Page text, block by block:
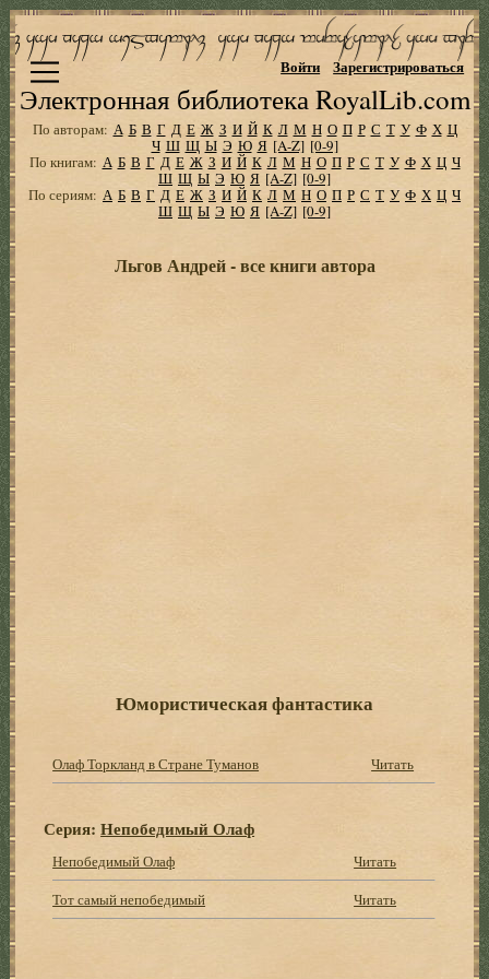
Электронная библиотека RoyalLib.com
Войти Зарегистрироваться
По авторам: А Б В Г Д Е Ж З И Й К Л М Н О П Р С Т У Ф Х Ц
Ч Ш Щ Ы Э Ю Я [A-Z] [0-9]
По книгам: А Б В Г Д Е Ж З И Й К Л М Н О П Р С Т У Ф Х Ц Ч
Ш Щ Ы Э Ю Я [A-Z] [0-9]
По сериям: А Б В Г Д Е Ж З И Й К Л М Н О П Р С Т У Ф Х Ц Ч
Ш Щ Ы Э Ю Я [A-Z] [0-9]
Льгов Андрей - все книги автора
Юмористическая фантастика
Олаф Торкланд в Стране Туманов Читать
Серия:Непобедимый Олаф
Непобедимый Олаф
Читать
Тот самый непобедимый
Читать